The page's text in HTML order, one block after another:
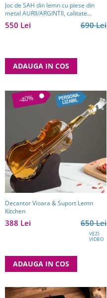
Joc de SAH din lemn cu piese din
metal AURII/ARGINTII, calitate
premium
690 Lei
550 Lei
ADAUGA IN COS
-40%
Decantor Vioara & Suport Lemn
Kitchen
650 Lei
388 Lei
VEZI
VIDEO
ADAUGA IN COS